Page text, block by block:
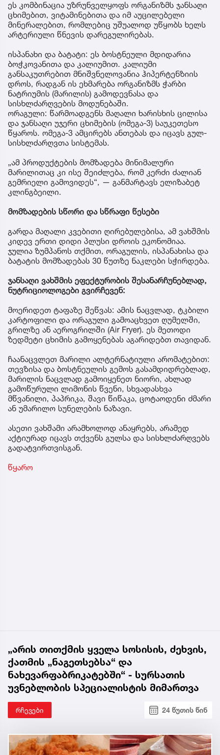
ეს კომბინაცია უზრუნველყოფს ორგანიზმს ჯანსაღი
ცხიმებით, ვიტამინებითა და იმ აუცილებელი
მინერალებით, რომლებიც უშუალოდ უწყობს ხელს
არტერიული წნევის დარეგულირებას.
ისპანახი და ბატატი: ეს ბოსტნეული მდიდარია
ბოჭკოვანითა და კალიუმით. კალიუმი
განსაკუთრებით მნიშვნელოვანია ჰიპერტენზიის
დროს, რადგან ის ეხმარება ორგანიზმს ჭარბი
ნატრიუმის (მარილის) გამოდევნასა და
სისხლძარღვების მოდუნებაში.
ორაგული: წარმოადგენს მაღალი ხარისხის ცილისა
და ჯანსაღი უჯერი ცხიმების (ომეგა-3) საუკეთესო
წყაროს. ომეგა-3 ამცირებს ანთებას და იცავს გულ-
სისხლძარღვთა სისტემას.
„ამ პროდუქტების მომზადება მინიმალური
მარილითაც კი ისე შეიძლება, რომ კერძი ძალიან
გემრიელი გამოვიდეს“, — განმარტავს ელიზაბეტ
კლინგბეილი.
მომზადების სწორი და სწრაფი წესები
გარდა მაღალი კვებითი ღირებულებისა, ამ ვახშმის
კიდევ ერთი დიდი პლუსი დროის ეკონომიაა.
ჯულია ზუმპანოს თქმით, ორაგულის, ისპანახისა და
ბატატის მომზადებას 30 წუთზე ნაკლები სჭირდება.
ჯანსაღი ვახშმის ეფექტურობის შესანარჩუნებლად,
ნუტრიციოლოგები გვირჩევენ:
მოერიდეთ ტაფაზე შეწვას: ამის ნაცვლად, ტკბილი
კარტოფილი და ორაგული გამოაცხვეთ ღუმელში,
გრილზე ან აეროგრილში (Air Fryer). ეს მეთოდი
ზედმეტი ცხიმის გამოყენებას აგარიდებთ თავიდან.
ჩაანაცვლეთ მარილი ალტერნატიული არომატებით:
თევზისა და ბოსტნეულის გემოს გასამდიდრებლად,
მარილის ნაცვლად გამოიყენეთ ნიორი, ახლად
გამოწურული ლიმონის წვენი, სხვადასხვა
მწვანილი, პაპრიკა, შავი წიწაკა, ცოტაოდენი ძმარი
ან უმარილო სუნელების ნაზავი.
ასეთი ვახშამი არამხოლოდ ანაყრებს, არამედ
აქტიურად იცავს თქვენს გულსა და სისხლძარღვებს
გადატვირთვისგან.
წყარო
„არის თითქმის ყველა სოსისის, ძეხვის,
ქათმის „ნაგეთსებსა“ და
ნახევარფაბრიკატებში“ - სურსათის
უვნებლობის სპეციალისტის მიმართვა
რჩევები 24 წუთის წინ